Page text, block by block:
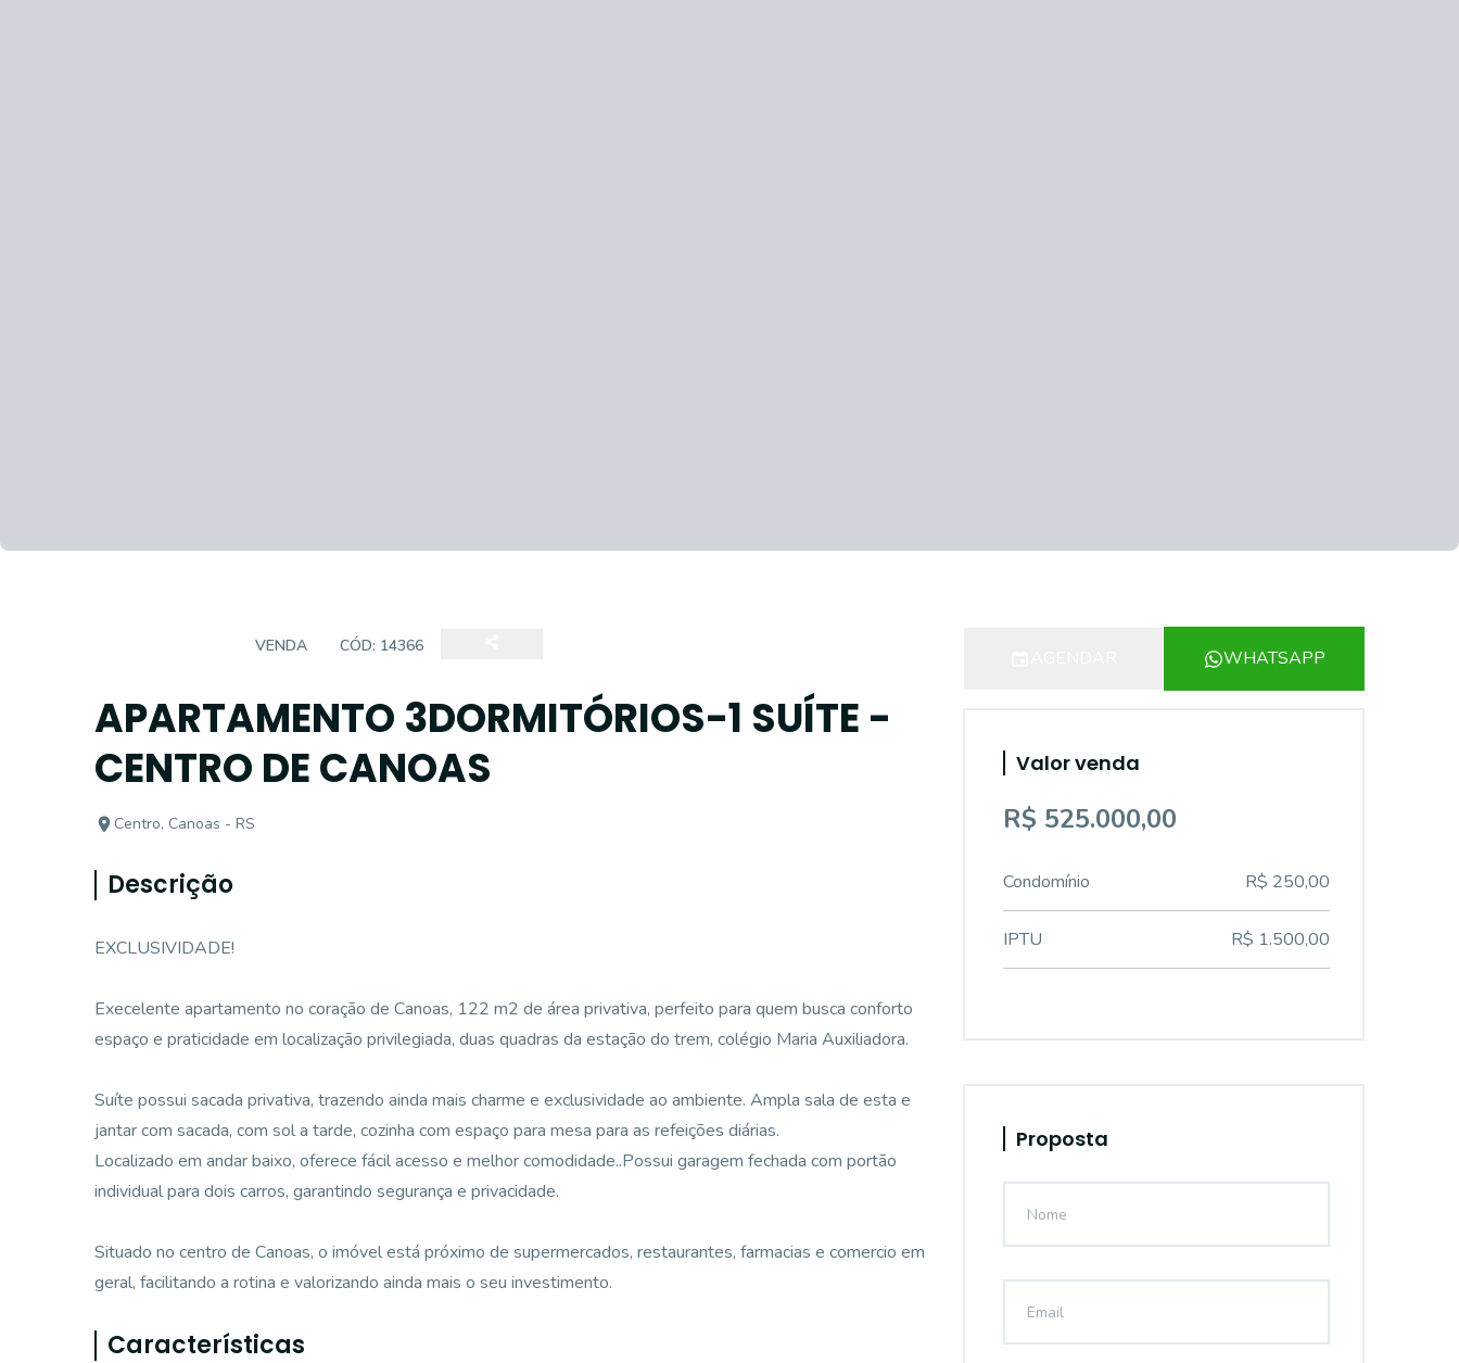
VENDA CÓD: 14366
APARTAMENTO 3DORMITÓRIOS-1 SUÍTE -
CENTRO DE CANOAS
Centro, Canoas - RS
Descrição
EXCLUSIVIDADE!
Execelente apartamento no coração de Canoas, 122 m2 de área privativa, perfeito para quem busca conforto
espaço e praticidade em localização privilegiada, duas quadras da estação do trem, colégio Maria Auxiliadora.
Suíte possui sacada privativa, trazendo ainda mais charme e exclusividade ao ambiente. Ampla sala de esta e
jantar com sacada, com sol a tarde, cozinha com espaço para mesa para as refeições diárias.
Localizado em andar baixo, oferece fácil acesso e melhor comodidade..Possui garagem fechada com portão
individual para dois carros, garantindo segurança e privacidade.
Situado no centro de Canoas, o imóvel está próximo de supermercados, restaurantes, farmacias e comercio em
geral, facilitando a rotina e valorizando ainda mais o seu investimento.
Características
WHATSAPP
Valor venda
R$ 525.000,00
Condomínio R$ 250,00
IPTU R$ 1.500,00
Proposta